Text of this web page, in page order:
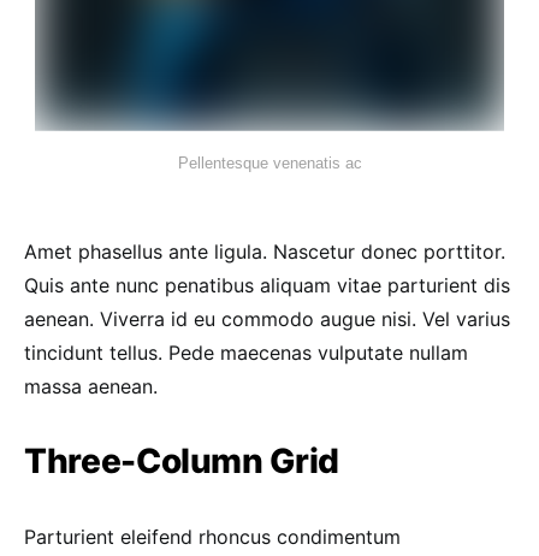
Pellentesque venenatis ac
Amet phasellus ante ligula. Nascetur donec porttitor.
Quis ante nunc penatibus aliquam vitae parturient dis
aenean. Viverra id eu commodo augue nisi. Vel varius
tincidunt tellus. Pede maecenas vulputate nullam
massa aenean.
Three-Column Grid
Parturient eleifend rhoncus condimentum